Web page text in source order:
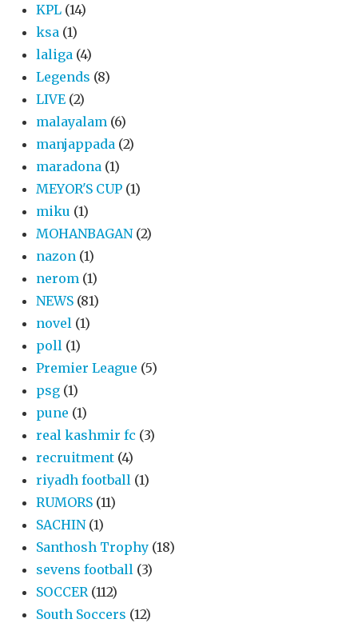
KPL (14)
ksa (1)
laliga (4)
Legends (8)
LIVE (2)
malayalam (6)
manjappada (2)
maradona (1)
MEYOR'S CUP (1)
miku (1)
MOHANBAGAN (2)
nazon (1)
nerom (1)
NEWS (81)
novel (1)
poll (1)
Premier League (5)
psg (1)
pune (1)
real kashmir fc (3)
recruitment (4)
riyadh football (1)
RUMORS (11)
SACHIN (1)
Santhosh Trophy (18)
sevens football (3)
SOCCER (112)
South Soccers (12)